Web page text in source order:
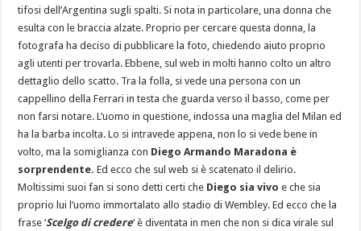
tifosi dell’Argentina sugli spalti. Si nota in particolare, una donna che
esulta con le braccia alzate. Proprio per cercare questa donna, la
fotografa ha deciso di pubblicare la foto, chiedendo aiuto proprio
agli utenti per trovarla. Ebbene, sul web in molti hanno colto un altro
dettaglio dello scatto. Tra la folla, si vede una persona con un
cappellino della Ferrari in testa che guarda verso il basso, come per
non farsi notare. L’uomo in questione, indossa una maglia del Milan ed
ha la barba incolta. Lo si intravede appena, non lo si vede bene in
volto, ma la somiglianza con Diego Armando Maradona è
sorprendente. Ed ecco che sul web si è scatenato il delirio.
Moltissimi suoi fan si sono detti certi che Diego sia vivo e che sia
proprio lui l’uomo immortalato allo stadio di Wembley. Ed ecco che la
frase ‘Scelgo dicredere‘ è diventata in men che non si dica virale sul